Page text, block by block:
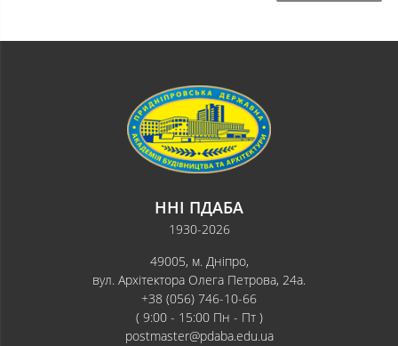
ННІ ПДАБА
1930-2026
49005, м. Дніпро,
вул. Архітектора Олега Петрова, 24а.
+38 (056) 746-10-66
( 9:00 - 15:00 Пн - Пт )
postmaster@pdaba.edu.ua